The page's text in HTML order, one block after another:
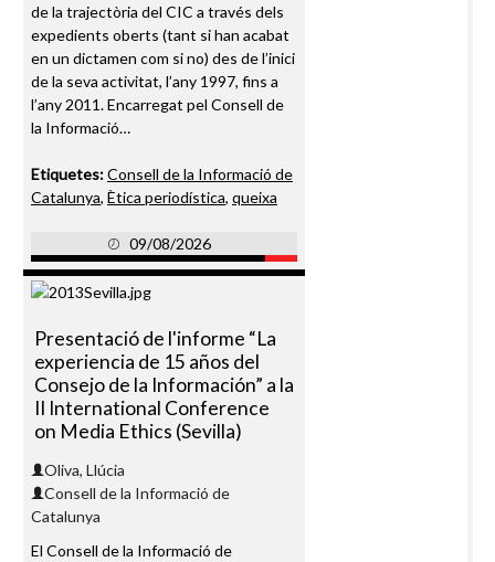
de la trajectòria del CIC a través dels
expedients oberts (tant si han acabat
en un dictamen com si no) des de l’inici
de la seva activitat, l’any 1997, fins a
l’any 2011. Encarregat pel Consell de
la Informació…
Etiquetes:Consell de la Informació de
Catalunya, Ètica periodística, queixa
09/08/2026
Presentació de l'informe “La
experiencia de 15 años del
Consejo de la Información” a la
II International Conference
on Media Ethics (Sevilla)
Oliva, Llúcia
Consell de la Informació de
Catalunya
El Consell de la Informació de